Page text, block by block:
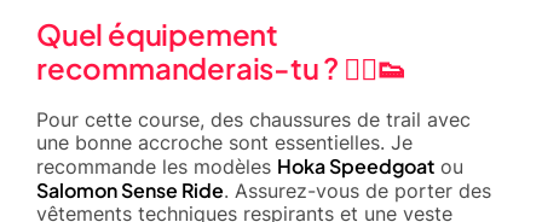
Quel équipement
recommanderais-tu ? 🏃‍♂️👟
Pour cette course, des chaussures de trail avec
une bonne accroche sont essentielles. Je
recommande les modèles Hoka Speedgoat ou
Salomon Sense Ride. Assurez-vous de porter des
vêtements techniques respirants et une veste